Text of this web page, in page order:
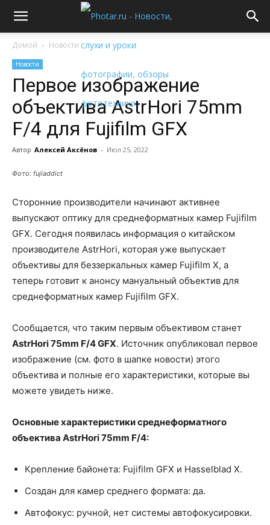
Домой Новости
Новости
Первое изображение
объектива AstrHori 75mm
F/4 для Fujifilm GFX
Автор Алексей Аксёнов - Июл 25, 2022
Фото: fujiaddict
Сторонние производители начинают активнее
выпускают оптику для среднеформатных камер Fujifilm
GFX. Сегодня появилась информация о китайском
производителе AstrHori, которая уже выпускает
объективы для беззеркальных камер Fujifilm X, а
теперь готовит к анонсу мануальный объектив для
среднеформатных камер Fujifilm GFX.
Сообщается, что таким первым объективом станет
AstrHori 75mm F/4 GFX. Источник опубликовал первое
изображение (см. фото в шапке новости) этого
объектива и полные его характеристики, которые вы
можете увидеть ниже.
Основные характеристики среднеформатного
объектива AstrHori 75mm F/4:
Крепление байонета: Fujifilm GFX и Hasselblad X.
Создан для камер среднего формата: да.
Автофокус: ручной, нет системы автофокусировки.